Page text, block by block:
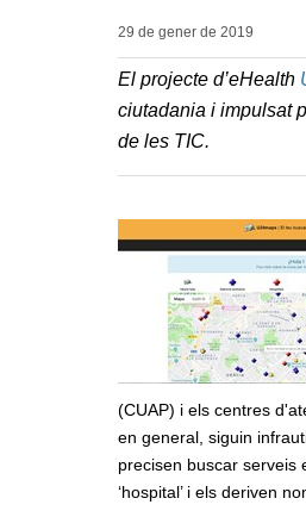
29 de gener de 2019
El projecte d’eHealth
ciutadania i impulsat
de les TIC.
(CUAP) i els centres
en general, siguin
precisen buscar serveis
‘hospital’ i els deriven